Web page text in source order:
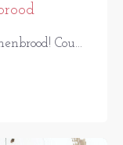
Cou...